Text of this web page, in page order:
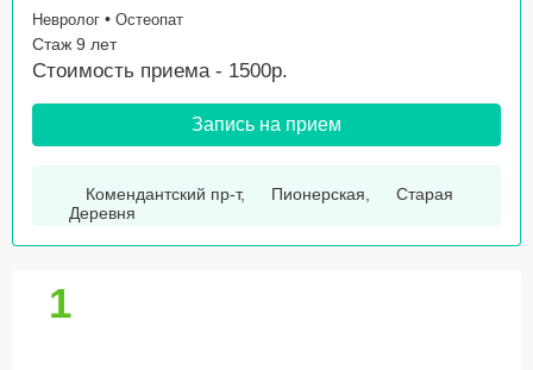
Невролог • Остеопат
Стаж 9 лет
Стоимость приема - 1500р.
Запись на прием
Комендантский пр-т, Пионерская
Старая
Деревня
1